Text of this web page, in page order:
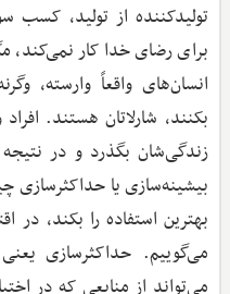
تولیدکننده از تولید، کسب
برای رضای خدا کار نمی‌کند،
انسان‌های واقعاً وارسته،
بکنند، شارلاتان هستند.
زندگی‌شان بگذرد و در
بیشینه‌سازی یا حداکثرسازی
بهترین استفاده را بکند، در
می‌گوییم. حداکثرسازی
می‌تواند از منابعی که در